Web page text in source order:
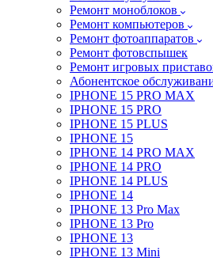
Ремонт моноблоков
Ремонт компьютеров
Ремонт фотоаппаратов
Ремонт фотовспышек
Ремонт игровых
Абонентское
IPHONE 15 PRO MAX
IPHONE 15 PRO
IPHONE 15 PLUS
IPHONE 15
IPHONE 14 PRO MAX
IPHONE 14 PRO
IPHONE 14 PLUS
IPHONE 14
IPHONE 13 Pro Max
IPHONE 13 Pro
IPHONE 13
IPHONE 13 Mini